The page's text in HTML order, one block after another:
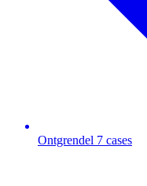
Ontgrendel 7 cases